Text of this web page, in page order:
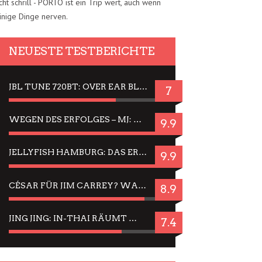
schrill - PORTO ist ein Trip wert, auch wenn
Dinge nerven.
NEUESTE TESTBERICHTE
JBL TUNE 720BT: OVER EAR BLUETOOTH KOPFHÖRER UM DIE 50,-€ IM DAUER-TEST 7
WEGEN DES ERFOLGES – MJ: MICHAEL JACKSON MUSICAL IN EINER MATINEE SEHEN 9.9
JELLYFISH HAMBURG: DAS ERFOLGREICHE SOMMER-MENÜ 2025 IN GEFÜHLEN UND BILDERN 9.9
CÉSAR FÜR JIM CARREY? WARUM DAS EINER DER NERVIGSTEN ACTORS IST UND BLEIBT 8.9
JING JING: IN-THAI RÄUMT WIEDER TITEL AB – EIN ZWEI-STUNDEN-ERLEBNISBERICHT 7.4